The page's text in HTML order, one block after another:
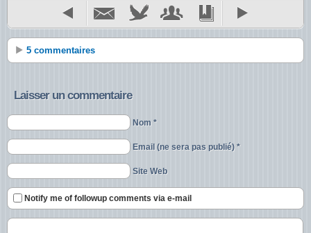
5 commentaires
Laisser un commentaire
Nom *
Email (ne sera pas publié) *
Site Web
Notify me of followup comments via e-mail